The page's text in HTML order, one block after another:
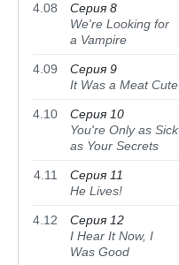
4.08
Серия 8
We're Looking for
a Vampire
4.09
Серия 9
It Was a Meat Cute
4.10
Серия 10
You're Only as Sick
as Your Secrets
4.11
Серия 11
He Lives!
4.12
Серия 12
I Hear It Now, I
Was Good